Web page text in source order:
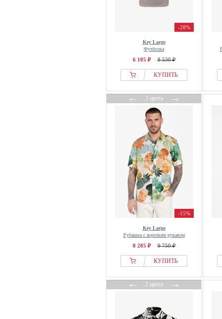
-28%
Key Largo
Футболка
6 105 ₽ 8 530 ₽
КУПИТЬ
←2 цвета→
-15%
Key Largo
Рубашка с коротким рукавом
8 285 ₽ 9 750 ₽
КУПИТЬ
←2 цвета→